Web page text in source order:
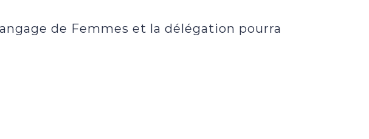
de Femmes et la délégation pourra